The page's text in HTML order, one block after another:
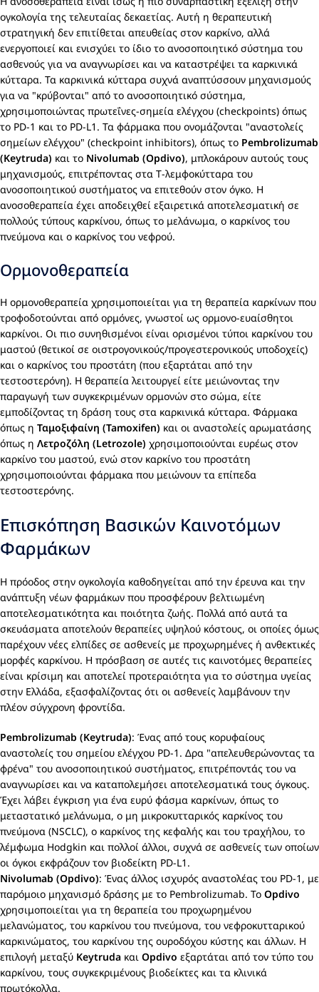
ογκολογία της τελευταίας δεκαετίας. Αυτή η θεραπευτική
στρατηγική δεν επιτίθεται απευθείας στον καρκίνο, αλλά
ενεργοποιεί και ενισχύει το ίδιο το ανοσοποιητικό σύστημα του
ασθενούς για να αναγνωρίσει και να καταστρέψει τα καρκινικά
κύτταρα. Τα καρκινικά κύτταρα συχνά αναπτύσσουν μηχανισμούς
για να "κρύβονται" από το ανοσοποιητικό σύστημα,
χρησιμοποιώντας πρωτεΐνες-σημεία ελέγχου (checkpoints) όπως
το PD-1 και το PD-L1. Τα φάρμακα που ονομάζονται "αναστολείς
σημείων ελέγχου" (checkpoint inhibitors), όπως το Pembrolizumab
(Keytruda) και το Nivolumab (Opdivo), μπλοκάρουν αυτούς τους
μηχανισμούς, επιτρέποντας στα Τ-λεμφοκύτταρα του
ανοσοποιητικού συστήματος να επιτεθούν στον όγκο. Η
ανοσοθεραπεία έχει αποδειχθεί εξαιρετικά αποτελεσματική σε
πολλούς τύπους καρκίνου, όπως το μελάνωμα, ο καρκίνος του
πνεύμονα και ο καρκίνος του νεφρού.
Ορμονοθεραπεία
Η ορμονοθεραπεία χρησιμοποιείται για τη θεραπεία καρκίνων που
τροφοδοτούνται από ορμόνες, γνωστοί ως ορμονο-ευαίσθητοι
καρκίνοι. Οι πιο συνηθισμένοι είναι ορισμένοι τύποι καρκίνου του
μαστού (θετικοί σε οιστρογονικούς/προγεστερονικούς υποδοχείς)
και ο καρκίνος του προστάτη (που εξαρτάται από την
τεστοστερόνη). Η θεραπεία λειτουργεί είτε μειώνοντας την
παραγωγή των συγκεκριμένων ορμονών στο σώμα, είτε
εμποδίζοντας τη δράση τους στα καρκινικά κύτταρα. Φάρμακα
όπως η Ταμοξιφαίνη (Tamoxifen) και οι αναστολείς αρωματάσης
όπως η Λετροζόλη (Letrozole) χρησιμοποιούνται ευρέως στον
καρκίνο του μαστού, ενώ στον καρκίνο του προστάτη
χρησιμοποιούνται φάρμακα που μειώνουν τα επίπεδα
τεστοστερόνης.
Επισκόπηση Βασικών Καινοτόμων
Φαρμάκων
Η πρόοδος στην ογκολογία καθοδηγείται από την έρευνα και την
ανάπτυξη νέων φαρμάκων που προσφέρουν βελτιωμένη
αποτελεσματικότητα και ποιότητα ζωής. Πολλά από αυτά τα
σκευάσματα αποτελούν θεραπείες υψηλού κόστους, οι οποίες όμως
παρέχουν νέες ελπίδες σε ασθενείς με προχωρημένες ή ανθεκτικές
μορφές καρκίνου. Η πρόσβαση σε αυτές τις καινοτόμες θεραπείες
είναι κρίσιμη και αποτελεί προτεραιότητα για το σύστημα υγείας
στην Ελλάδα, εξασφαλίζοντας ότι οι ασθενείς λαμβάνουν την
πλέον σύγχρονη φροντίδα.
Pembrolizumab (Keytruda): Ένας από τους κορυφαίους
αναστολείς του σημείου ελέγχου PD-1. Δρα "απελευθερώνοντας τα
φρένα" του ανοσοποιητικού συστήματος, επιτρέποντάς του να
αναγνωρίσει και να καταπολεμήσει αποτελεσματικά τους όγκους.
Έχει λάβει έγκριση για ένα ευρύ φάσμα καρκίνων, όπως το
μεταστατικό μελάνωμα, ο μη μικροκυτταρικός καρκίνος του
πνεύμονα (NSCLC), ο καρκίνος της κεφαλής και του τραχήλου, το
λέμφωμα Hodgkin και πολλοί άλλοι, συχνά σε ασθενείς των οποίων
οι όγκοι εκφράζουν τον βιοδείκτη PD-L1.
Nivolumab (Opdivo): Ένας άλλος ισχυρός αναστολέας του PD-1, με
παρόμοιο μηχανισμό δράσης με το Pembrolizumab. Το Opdivo
χρησιμοποιείται για τη θεραπεία του προχωρημένου
μελανώματος, του καρκίνου του πνεύμονα, του νεφροκυτταρικού
καρκινώματος, του καρκίνου της ουροδόχου κύστης και άλλων. Η
επιλογή μεταξύ Keytruda και Opdivo εξαρτάται από τον τύπο του
καρκίνου, τους συγκεκριμένους βιοδείκτες και τα κλινικά
πρωτόκολλα.